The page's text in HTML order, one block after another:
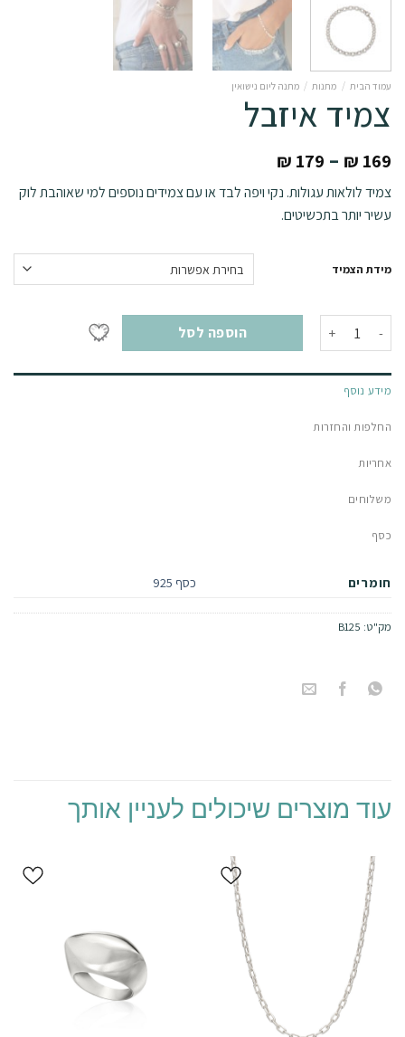
עמוד הבית / מתנות / מתנה ליום נישואין
צמיד איזבל
169
₪
–
179
₪
צמיד לולאות עגולות. נקי ויפה לבד או עם צמידים נוספים למי שאוהבת לוק
עשיר יותר בתכשיטים.
מידת הצמיד
כמות של צמיד איזבל הוספה לסל
מידע נוסף
החלפות והחזרות
אחריות
משלוחים
כסף
חומרים כסף 925
מק"ט: B125
הוסף ל
WISHLIST